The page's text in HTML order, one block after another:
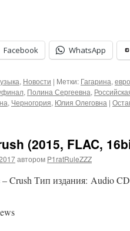
Facebook WhatsApp
, Новости | Метки: Гагарина,
, Полина Сергеевна,
, Черногория, Юлия Олеговна |
(2015, FLAC,
автором P1ratRuleZZZ
– Crush Тип издания: Audio